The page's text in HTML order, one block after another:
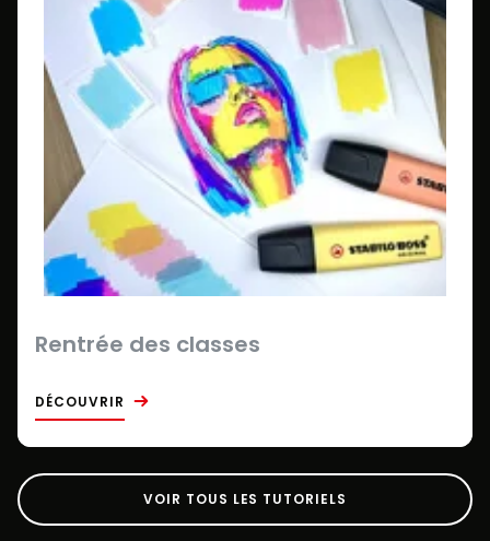
Rentrée des classes
DÉCOUVRIR
VOIR TOUS LES TUTORIELS